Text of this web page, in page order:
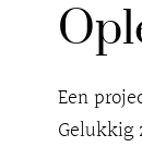
Een
Gelukkig